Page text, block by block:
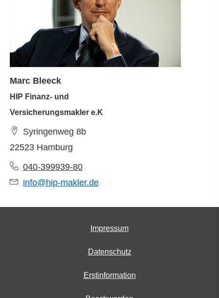
Marc Bleeck
HIP Finanz- und
Ver­sicherungs­makler e.K
Syringenweg 8b
22523 Hamburg
040-399939-80
info@hip-makler.de
Impressum
Datenschutz
Erstinformation